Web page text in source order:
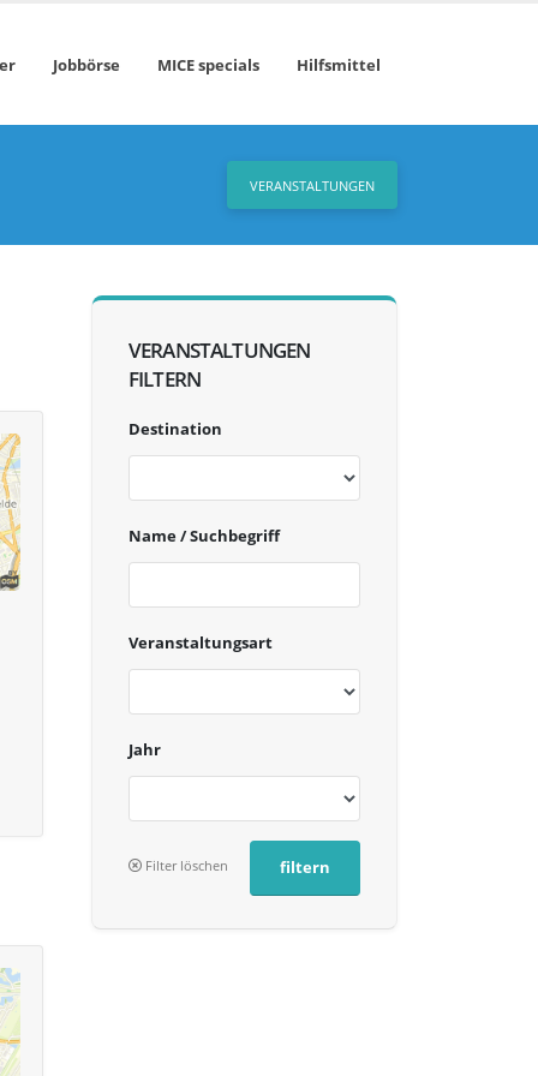
Jobbörse MICE specials Hilfsmittel
VERANSTALTUNGEN
VERANSTALTUNGEN
FILTERN
Destination
Name / Suchbegriff
Veranstaltungsart
Jahr
Filter löschen